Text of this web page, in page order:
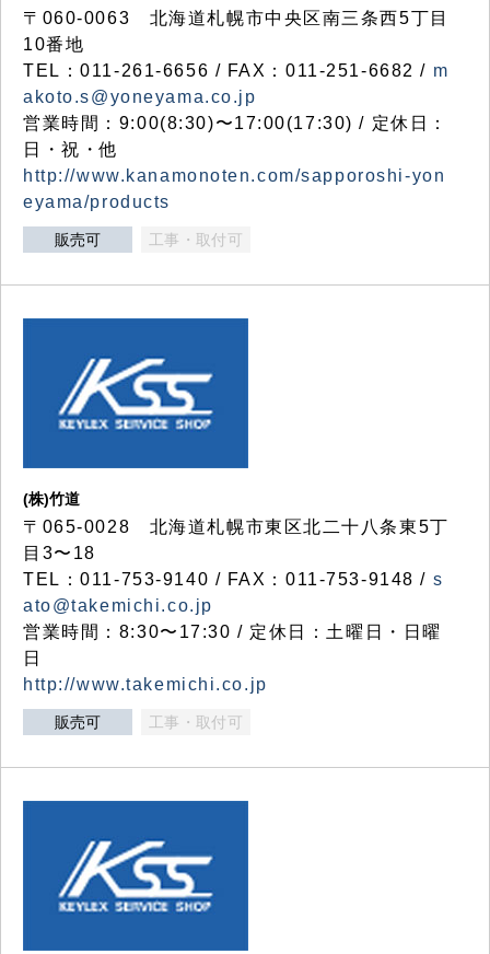
〒060-0063 北海道札幌市中央区南三条西5丁目
10番地
TEL：011-261-6656 / FAX：011-251-6682 / m
akoto.s@yoneyama.co.jp
営業時間：9:00(8:30)〜17:00(17:30) / 定休日：
日・祝・他
http://www.kanamonoten.com/sapporoshi-yon
eyama/products
販売可 工事・取付可
(株)竹道
〒065-0028 北海道札幌市東区北二十八条東5丁
目3〜18
TEL：011-753-9140 / FAX：011-753-9148 / s
ato@takemichi.co.jp
営業時間：8:30〜17:30 / 定休日：土曜日・日曜
日
http://www.takemichi.co.jp
販売可 工事・取付可